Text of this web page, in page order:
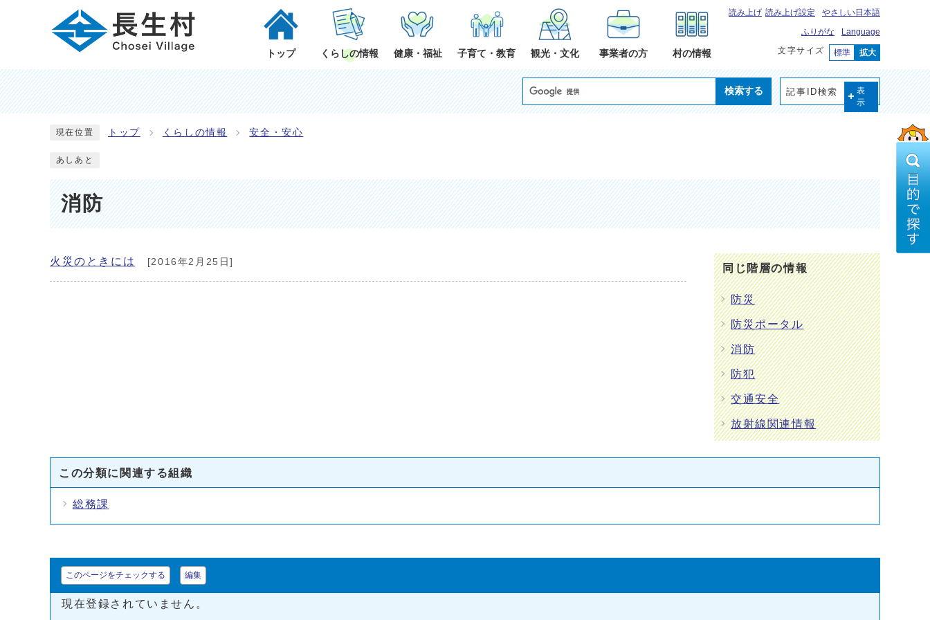
トップ くらしの情報 健康・福祉 子育て・教育 観光・文化 事業者の方 村の情報
読み上げ 読み上げ設定
やさしい日本語
ふりがな
Language
文字サイズ
標準 拡大
検索する 記事ID検索
表
示
現在位置 トップ くらしの情報 安全・安心
あしあと
消防
火災のときには [2016年2月25日]
同じ階層の情報
防災
防災ポータル
消防
防犯
交通安全
放射線関連情報
この分類に関連する組織
総務課
このページをチェックする 編集
現在登録されていません。